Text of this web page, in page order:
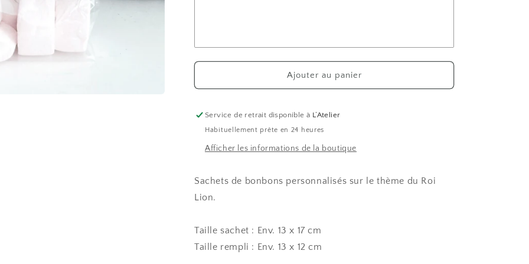
Lion
Lion
Ajouter au panier
Service de retrait disponible à L’Atelier
Habituellement prête en 24 heures
Afficher les informations de la boutique
Sachets de bonbons personnalisés sur le thème du Roi
Lion.
Taille sachet : Env. 13 x 17 cm
Taille rempli : Env. 13 x 12 cm